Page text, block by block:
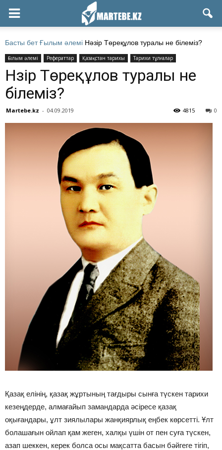
Басты бет Ғылым әлемі Нәзір Төреқұлов туралы не білеміз?
Ғылым әлемі Рефераттар Қазақстан тарихы Тарихи тұлғалар
Нәзір Төреқұлов туралы не
білеміз?
Martebe.kz - 04.09.2019 0
4815
Қазақ елінің, қазақ жұртының тағдыры сынға түскен тарихи
кезеңдерде, алмағайып замандарда әсіресе қазақ
оқығандары, ұлт зиялылары жанқиярлық еңбек көрсетті. Ұлт
болашағын ойлап қам жеген, халқы үшін от пен суға түскен,
азап шеккен, керек болса осы мақсатта басын бәйгеге тігіп,